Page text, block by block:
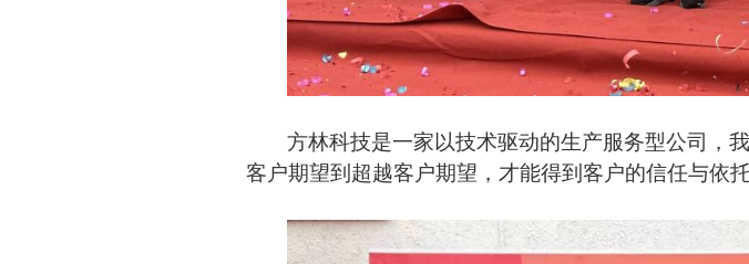
方林科技是一家以技术驱动的生产服务型公司，
客户期望到超越客户期望，才能得到客户的信任与依托